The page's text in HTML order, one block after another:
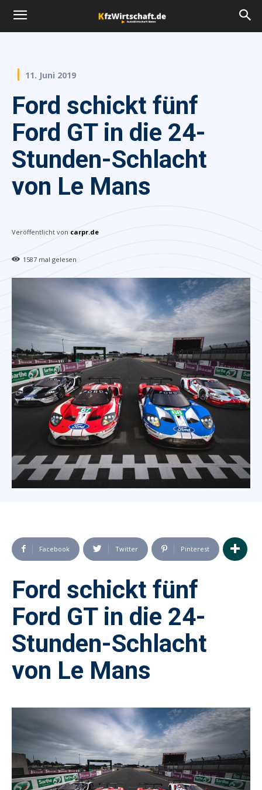
11. Juni 2019
Ford schickt fünf
Ford GT in die 24-
Stunden-Schlacht
von Le Mans
Veröffentlicht von carpr.de
1587 mal gelesen
Facebook Twitter Pinterest
Ford schickt fünf
Ford GT in die 24-
Stunden-Schlacht
von Le Mans